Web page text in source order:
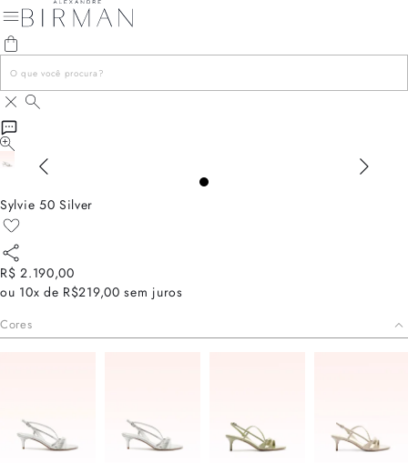
Sylvie 50 Silver
R$ 2.190,00
ou 10x de R$219,00 sem juros
Cores